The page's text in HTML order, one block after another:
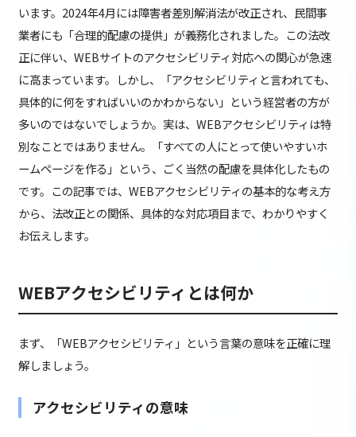
います。2024年4月には障害者差別解消法が改正され、民間事
業者にも「合理的配慮の提供」が義務化されました。この法改
正に伴い、WEBサイトのアクセシビリティ対応への関心が急速
に高まっています。しかし、「アクセシビリティと言われても、
具体的に何をすればいいのかわからない」という経営者の方が
多いのではないでしょうか。実は、WEBアクセシビリティは特
別なことではありません。「すべての人にとって使いやすいホ
ームページを作る」という、ごく当然の配慮を具体化したもの
です。この記事では、WEBアクセシビリティの基本的な考え方
から、法改正との関係、具体的な対応項目まで、わかりやすく
お伝えします。
WEBアクセシビリティとは何か
まず、「WEBアクセシビリティ」という言葉の意味を正確に理
解しましょう。
アクセシビリティの意味